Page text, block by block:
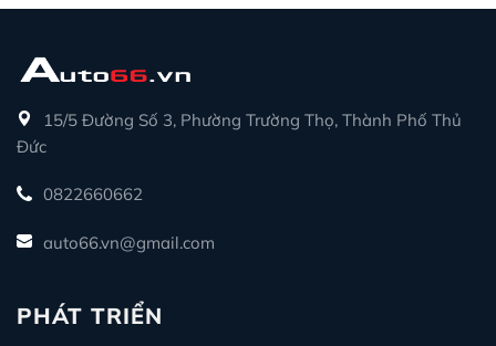
15/5 Đường Số 3, Phường Trường Thọ, Thành Phố Thủ
Đức
0822660662
auto66.vn@gmail.com
PHÁT TRIỂN